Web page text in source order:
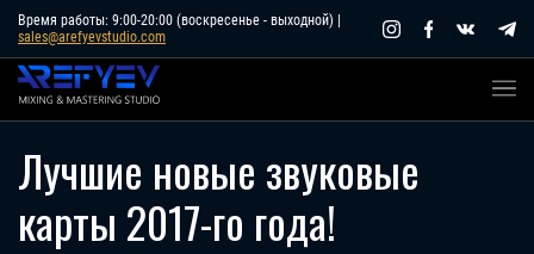
Skip
content
Время работы: 9:00-20:00 (воскресенье - выходной) |
sales@arefyevstudio.com
Лучшие новые звуковые
карты 2017-го года!